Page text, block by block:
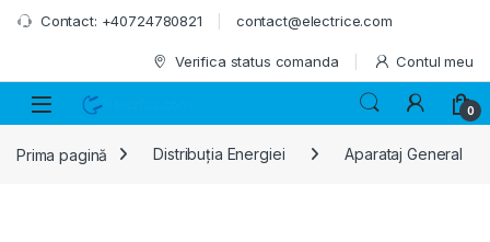
Skip to navigation
Skip to content
Contact: +40724780821 contact@electrice.com
Verifica status comanda Contul meu
0
Prima pagină Distribuția Energiei Aparataj General